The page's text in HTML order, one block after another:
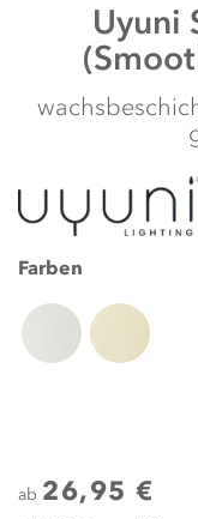
Bildergalerie
springen
Uyuni
Farben
ab 26,95 €